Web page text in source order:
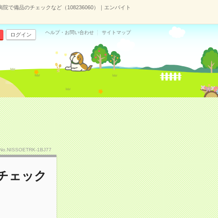
で備品のチェックなど（108236060）｜エンバイト
ログイン ヘルプ・お問い合わせ サイトマップ
1BJ77
ェック